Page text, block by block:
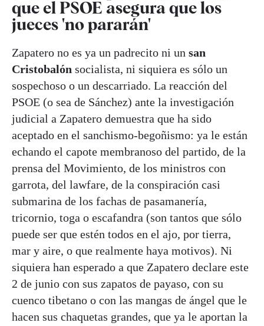
que el PSOE asegura que los
jueces 'no pararán'
Zapatero no es ya un padrecito ni un san
Cristobalón socialista, ni siquiera es sólo un
sospechoso o un descarriado. La reacción del
PSOE (o sea de Sánchez) ante la investigación
judicial a Zapatero demuestra que ha sido
aceptado en el sanchismo-begoñismo: ya le están
echando el capote membranoso del partido, de la
prensa del Movimiento, de los ministros con
garrota, del lawfare, de la conspiración casi
submarina de los fachas de pasamanería,
tricornio, toga o escafandra (son tantos que sólo
puede ser que estén todos en el ajo, por tierra,
mar y aire, o que realmente haya motivos). Ni
siquiera han esperado a que Zapatero declare este
2 de junio con sus zapatos de payaso, con su
cuenco tibetano o con las mangas de ángel que le
hacen sus chaquetas grandes, que ya le aportan la